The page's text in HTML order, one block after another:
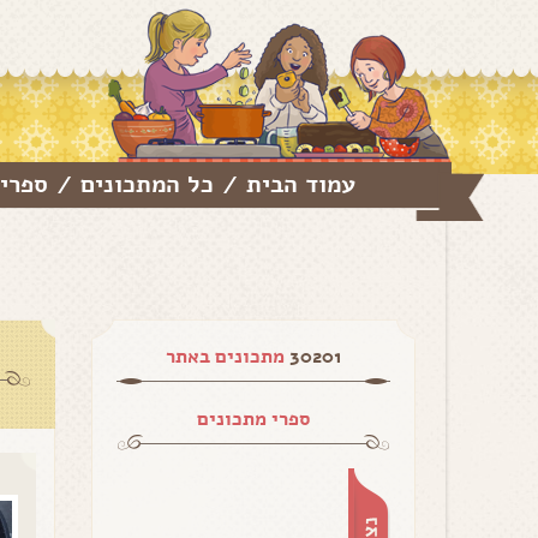
עמוד הבית / כל המתכונים /
30201 מתכונים באתר
ספרי מתכונים